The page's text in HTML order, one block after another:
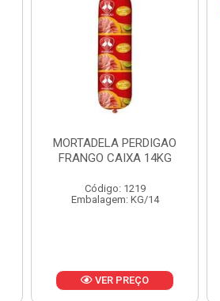
SALSICHA HOT DOG
PERDIGAO CX 20KG
Código: 1225
Embalagem: KG/5
VER PREÇO